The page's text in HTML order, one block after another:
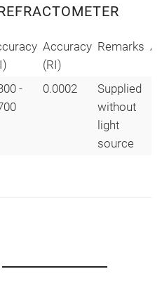
Accuracy
(RI)
Remarks
-
0.0002
Supplied
without
light
source